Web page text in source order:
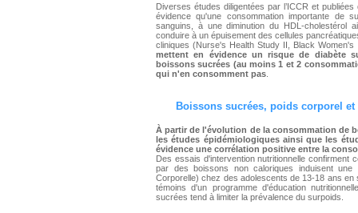
Diverses études diligentées par l’ICCR et
évidence qu'une consommation importante de
sanguins, à une diminution du HDL-cholestérol
conduire à un épuisement des cellules
cliniques (Nurse's Health Study II, Black
mettent en évidence un risque de diabète
boissons sucrées (au moins 1 et 2
qui n'en consomment pas
Boissons sucrées, poids corporel et
À partir de l'évolution de la consommation de
les études épidémiologiques ainsi que les
évidence une corrélation positive entre la
Des essais d'intervention nutritionnelle
par des boissons non caloriques induisent
Corporelle) chez des adolescents de 13-18 ans
témoins d'un programme d'éducation
sucrées tend à limiter la prévalence du surpoids.